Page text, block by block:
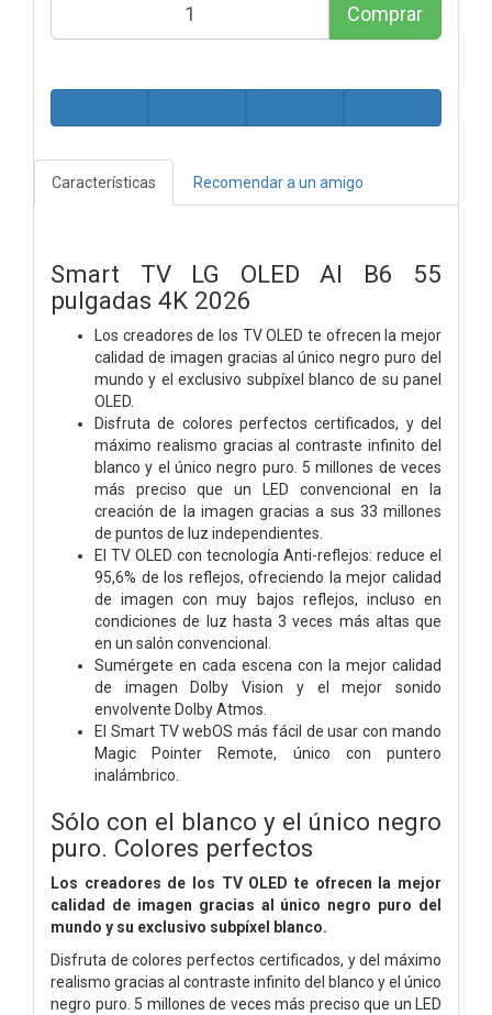
Comprar
Características Recomendar a un amigo
Smart TV LG OLED AI B6 55
pulgadas 4K 2026
Los creadores de los TV OLED te ofrecen la mejor
calidad de imagen gracias al único negro puro del
mundo y el exclusivo subpíxel blanco de su panel
OLED.
Disfruta de colores perfectos certificados, y del
máximo realismo gracias al contraste infinito del
blanco y el único negro puro. 5 millones de veces
más preciso que un LED convencional en la
creación de la imagen gracias a sus 33 millones
de puntos de luz independientes.
El TV OLED con tecnología Anti-reflejos: reduce el
95,6% de los reflejos, ofreciendo la mejor calidad
de imagen con muy bajos reflejos, incluso en
condiciones de luz hasta 3 veces más altas que
en un salón convencional.
Sumérgete en cada escena con la mejor calidad
de imagen Dolby Vision y el mejor sonido
envolvente Dolby Atmos.
El Smart TV webOS más fácil de usar con mando
Magic Pointer Remote, único con puntero
inalámbrico.
Sólo con el blanco y el único negro
puro. Colores perfectos
Los creadores de los TV OLED te ofrecen la mejor
calidad de imagen gracias al único negro puro del
mundo y su exclusivo subpíxel blanco.
Disfruta de colores perfectos certificados, y del máximo
realismo gracias al contraste infinito del blanco y el único
negro puro. 5 millones de veces más preciso que un LED